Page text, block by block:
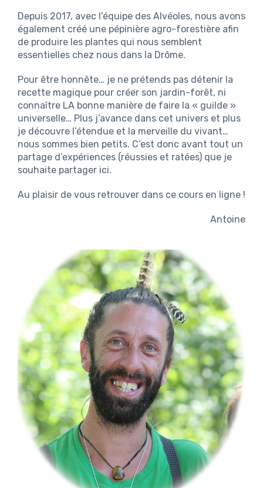
Depuis 2017, avec l'équipe des Alvéoles, nous avons
également créé une pépinière agro-forestière afin
de produire les plantes qui nous semblent
essentielles chez nous dans la Drôme.
Pour être honnête… je ne prétends pas détenir la
recette magique pour créer son jardin-forêt, ni
connaître LA bonne manière de faire la « guilde »
universelle… Plus j’avance dans cet univers et plus
je découvre l’étendue et la merveille du vivant…
nous sommes bien petits. C’est donc avant tout un
partage d’expériences (réussies et ratées) que je
souhaite partager ici.
Au plaisir de vous retrouver dans ce cours en ligne !
Antoine